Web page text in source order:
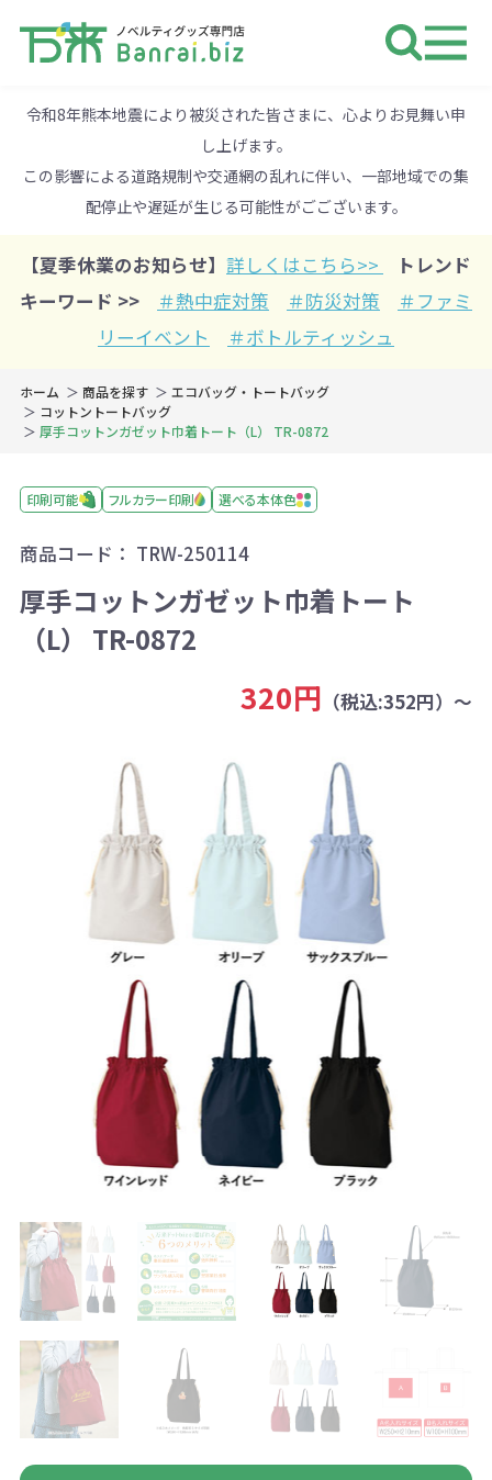
令和8年熊本地震により被災された皆さまに、心よりお見舞い申
し上げます。
この影響による道路規制や交通網の乱れに伴い、一部地域での集
配停止や遅延が生じる可能性がごございます。
【夏季休業のお知らせ】 詳しくはこちら>>
トレンド
キーワード >>
＃熱中症対策 ＃防災対策
＃ファミ
リーイベント
＃ボトルティッシュ
ホーム 商品を探す
エコバッグ・トートバッグ
コットントートバッグ
厚手コットンガゼット巾着トート（L） TR-0872
印刷可能 フルカラー印刷 選べる本体色
商品コード： TRW-250114
厚手コットンガゼット巾着トート
（L） TR-0872
320円 （税込:352円）～